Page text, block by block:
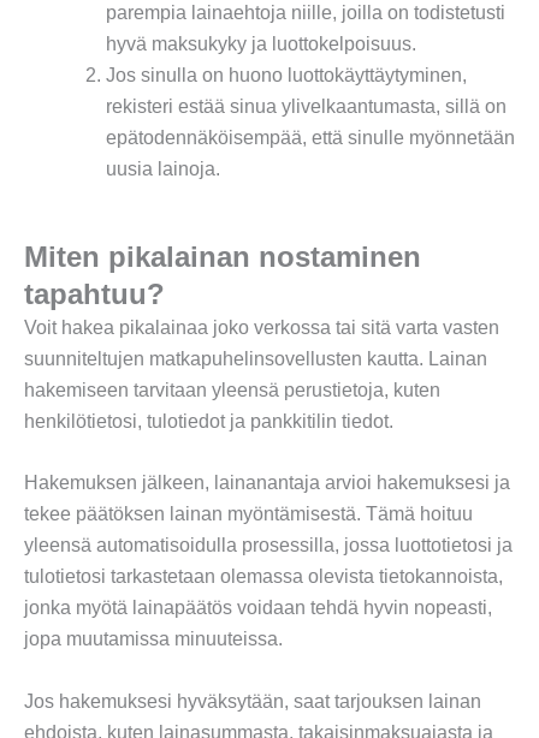
parempia lainaehtoja niille, joilla on todistetusti
hyvä maksukyky ja luottokelpoisuus.
Jos sinulla on huono luottokäyttäytyminen,
rekisteri estää sinua ylivelkaantumasta, sillä on
epätodennäköisempää, että sinulle myönnetään
uusia lainoja.
Miten pikalainan nostaminen
tapahtuu?
Voit hakea pikalainaa joko verkossa tai sitä varta vasten
suunniteltujen matkapuhelinsovellusten kautta. Lainan
hakemiseen tarvitaan yleensä perustietoja, kuten
henkilötietosi, tulotiedot ja pankkitilin tiedot.
Hakemuksen jälkeen, lainanantaja arvioi hakemuksesi ja
tekee päätöksen lainan myöntämisestä. Tämä hoituu
yleensä automatisoidulla prosessilla, jossa luottotietosi ja
tulotietosi tarkastetaan olemassa olevista tietokannoista,
jonka myötä lainapäätös voidaan tehdä hyvin nopeasti,
jopa muutamissa minuuteissa.
Jos hakemuksesi hyväksytään, saat tarjouksen lainan
ehdoista, kuten lainasummasta, takaisinmaksuajasta ja